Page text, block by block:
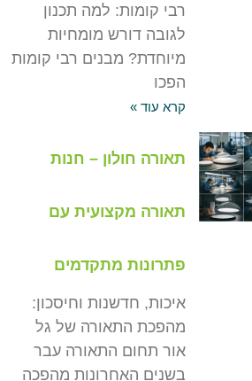
רבי קומות: למה תכנון
לגובה דורש מומחיות
מיוחדת? מבנים רבי קומות
הפכו
קרא עוד »
תאורה חולון – חנות
תאורה מקצועית עם
פתרונות מתקדמים
איכות, חדשנות וחיסכון:
מהפכת התאורה של גל
אור תחום התאורה עבר
בשנים האחרונות מהפכה